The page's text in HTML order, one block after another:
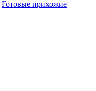
Готовые прихожие